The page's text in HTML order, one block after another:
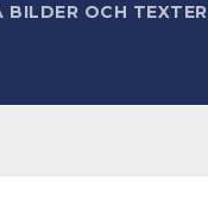
OCH TEXTER